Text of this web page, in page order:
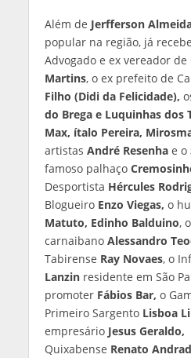
Além de Jerfferson
popular na região, já
Advogado e ex vereador de
Martins, o ex prefeito de
Filho (Didi da Felicidade),
do Brega e Luquinhas dos
Max, ítalo Pereira,
artistas André Resenhae o
famoso palhaço
Desportista Hércules
Blogueiro Enzo Viegas, o
Matuto, Edinho Balduino,
carnaibano Alessandro
Tabirense Ray Novaes, o
Lanzinresidente em São
promoter Fábios Bar, o
Primeiro Sargento Lisboa
empresário Jesus Geraldo,
Quixabense Renato